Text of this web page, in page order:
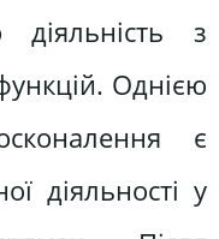
діяльність з
Однією
є
діяльності у